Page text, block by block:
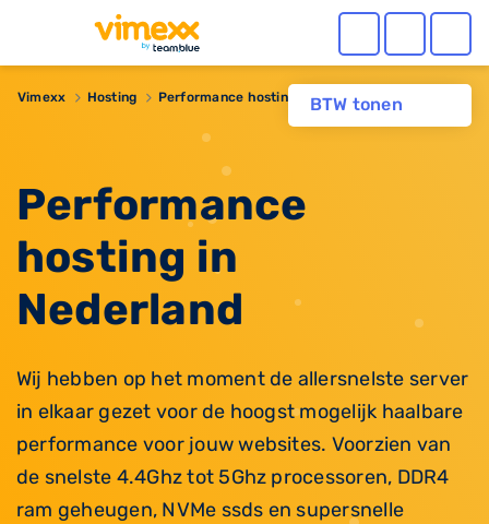
BTW tonen
Vimexx Hosting Performance hosting
Performance
hosting in
Nederland
Wij hebben op het moment de allersnelste server
in elkaar gezet voor de hoogst mogelijk haalbare
performance voor jouw websites. Voorzien van
de snelste 4.4Ghz tot 5Ghz processoren, DDR4
ram geheugen, NVMe ssds en supersnelle